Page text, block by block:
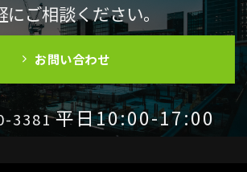
にご相談ください。
お問い合わせ
3381平日10:00-17:00